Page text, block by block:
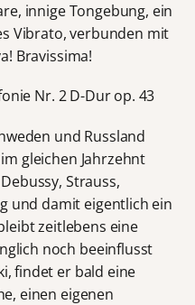
innige Tongebung, ein
Vibrato, verbunden mit
Bravissima!
Nr. 2 D-Dur op. 43
und Russland
gleichen Jahrzehnt
Strauss,
und damit eigentlich ein
zeitlebens eine
noch beeinflusst
findet er bald eine
einen eigenen